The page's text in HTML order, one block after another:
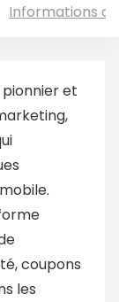
Informations
et
coupons
les